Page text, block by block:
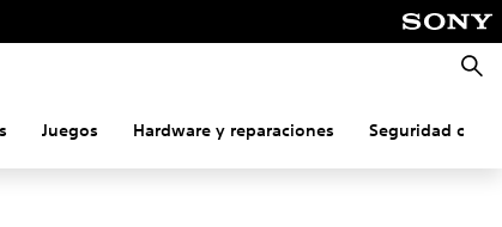
Juegos Hardware y reparaciones Seguridad